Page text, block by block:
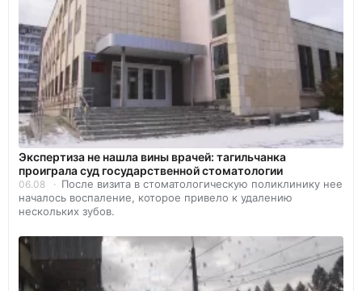
Экспертиза не нашла вины врачей: тагильчанка
проиграла суд государственной стоматологии
06.08
После визита в стоматологическую поликлинику нее
началось воспаление, которое привело к удалению
нескольких зубов.